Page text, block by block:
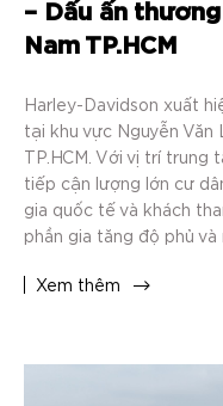
– Dấu ấn
Nam TP.HCM
Harley-Davidson xuất
tại khu vực Nguyễn Văn
TP.HCM. Với vị trí trung
tiếp cận lượng lớn cư
gia quốc tế và khách
phần gia tăng độ phủ
Xem thêm